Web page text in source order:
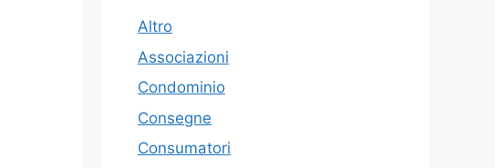
Altro
Associazioni
Condominio
Consegne
Consumatori